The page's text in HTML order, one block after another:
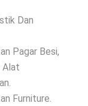
Dan
Pagar Besi,
Alat
Furniture.